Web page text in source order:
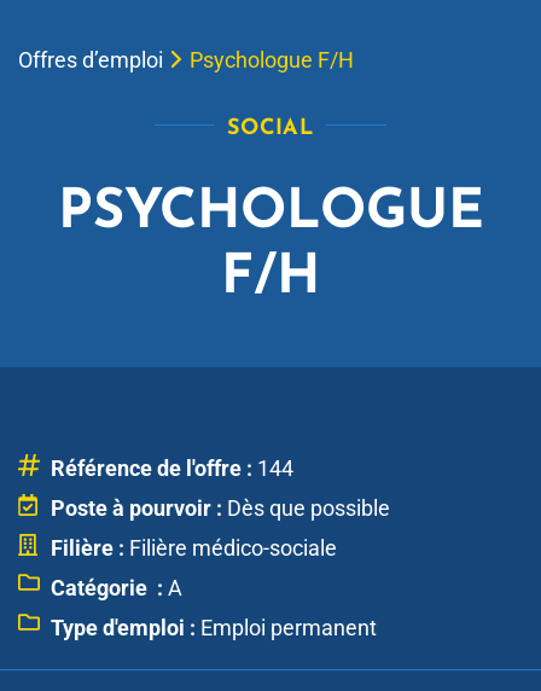
Offres d’emploi Psychologue F/H
PSYCHOLOGUE
F/H
SOCIAL
Référence de l'offre : 144
Poste à pourvoir : Dès que possible
Filière : Filière médico-sociale
Catégorie : A
Type d'emploi : Emploi permanent